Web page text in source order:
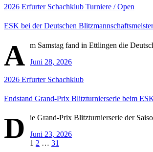
2026 Erfurter Schachklub Turniere / Open
ESK bei der Deutschen
A m Samstag fand in Ettlingen die
Juni 28, 2026
2026 Erfurter Schachklub
Endstand Grand-Prix Blitzturnierserie beim
D
ie Grand-Prix Blitzturnierserie der
Juni 23, 2026
Seitennummerierung
1 2 … 31